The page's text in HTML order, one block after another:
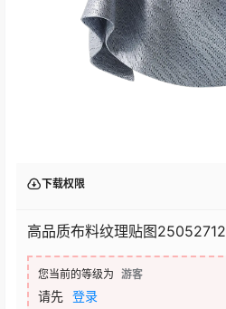
下载权限
高品质布料纹理贴图25052712
您当前的等级为 游客
请先 登录